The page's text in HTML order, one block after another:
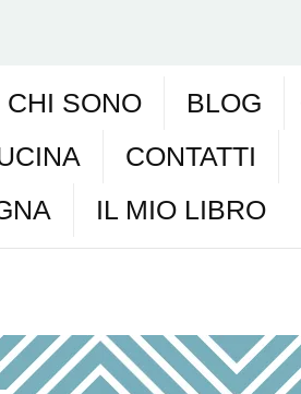
CHI SONO BLOG
CONTATTI
IL MIO LIBRO